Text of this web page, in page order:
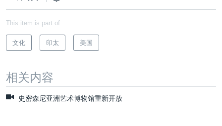
This item is part of
文化 印太 美国
相关内容
史密森尼亚洲艺术博物馆重新开放